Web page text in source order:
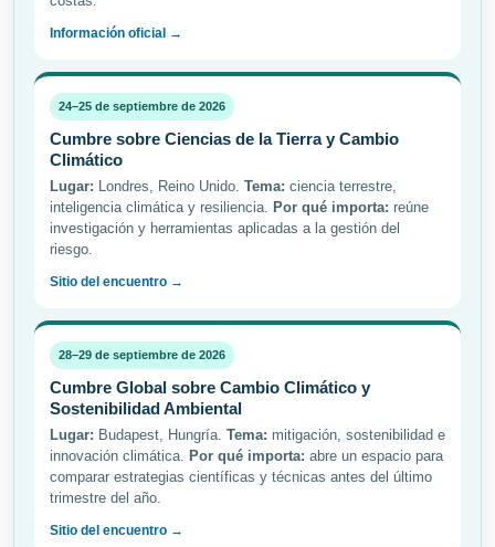
Información oficial →
24–25 de septiembre de 2026
Cumbre sobre Ciencias de la Tierra y Cambio
Climático
Lugar: Londres, Reino Unido. Tema: ciencia terrestre,
inteligencia climática y resiliencia. Por qué importa: reúne
investigación y herramientas aplicadas a la gestión del
riesgo.
Sitio del encuentro →
28–29 de septiembre de 2026
Cumbre Global sobre Cambio Climático y
Sostenibilidad Ambiental
Lugar: Budapest, Hungría. Tema: mitigación, sostenibilidad e
innovación climática. Por qué importa: abre un espacio para
comparar estrategias científicas y técnicas antes del último
trimestre del año.
Sitio del encuentro →